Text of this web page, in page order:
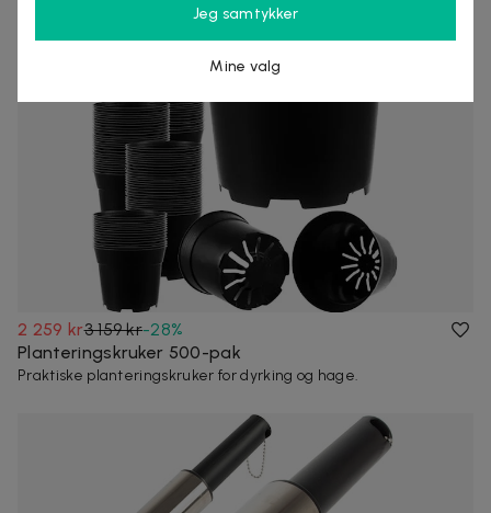
2 259 kr3 159 kr-28%
Planteringskruker 500-pak
Praktiske planteringskruker for dyrking og hage.
Jeg samtykker
Mine valg